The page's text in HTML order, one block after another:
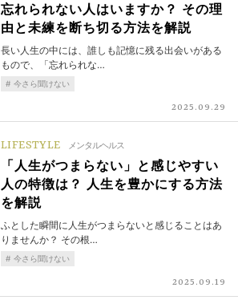
忘れられない人はいますか？ その理
由と未練を断ち切る方法を解説
長い人生の中には、誰しも記憶に残る出会いがある
もので、「忘れられな…
今さら聞けない
2025.09.29
LIFESTYLE メンタルヘルス
「人生がつまらない」と感じやすい
人の特徴は？ 人生を豊かにする方法
を解説
ふとした瞬間に人生がつまらないと感じることはあ
りませんか？ その根…
今さら聞けない
2025.09.19